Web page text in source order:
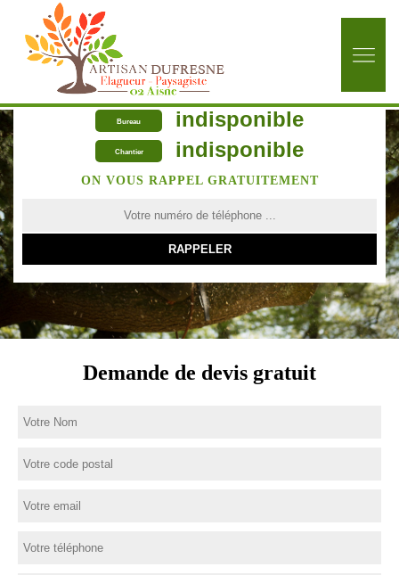
Bureau indisponible
Chantier indisponible
ON VOUS RAPPEL GRATUITEMENT
Demande de devis gratuit